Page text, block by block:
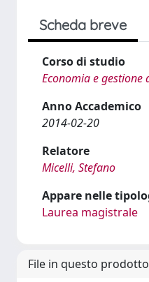
Scheda breve
Corso di studio
Economia e gestione
Anno Accademico
2014-02-20
Relatore
Micelli, Stefano
Appare nelle
Laurea magistrale
File in questo